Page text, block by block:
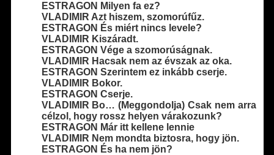
ESTRAGON Milyen fa ez?
VLADIMIR Azt hiszem, szomorúfűz.
ESTRAGON És miért nincs levele?
VLADIMIR Kiszáradt.
ESTRAGON Vége a szomorúságnak.
VLADIMIR Hacsak nem az évszak az oka.
ESTRAGON Szerintem ez inkább cserje.
VLADIMIR Bokor.
ESTRAGON Cserje.
VLADIMIR Bo… (Meggondolja) Csak nem arra
célzol, hogy rossz helyen várakozunk?
ESTRAGON Már itt kellene lennie
VLADIMIR Nem mondta biztosra, hogy jön.
ESTRAGON És ha nem jön?